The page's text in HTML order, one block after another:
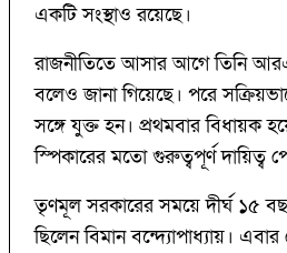
একটি সংস্থাও রয়েছে।
রাজনীতিতে আসার আগে তিনি
বলেও জানা গিয়েছে। পরে
সঙ্গে যুক্ত হন। প্রথমবার বিধায়ক
স্পিকারের মতো গুরুত্বপূর্ণ দায়িত্ব
তৃণমূল সরকারের সময়ে দীর্ঘ ১৫
ছিলেন বিমান বন্দ্যোপাধ্যায়।